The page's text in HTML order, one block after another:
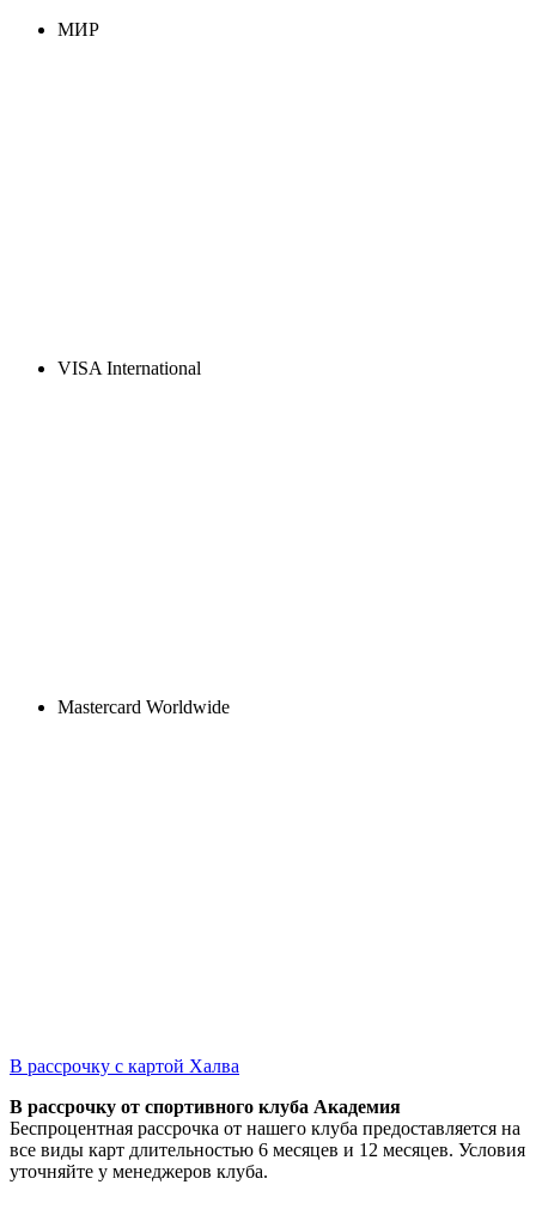
МИР
VISA International
Mastercard Worldwide
В рассрочку с картой Халва
В рассрочку от спортивного клуба Академия
Беспроцентная рассрочка от нашего клуба предоставляется на
все виды карт длительностью 6 месяцев и 12 месяцев. Условия
уточняйте у менеджеров клуба.